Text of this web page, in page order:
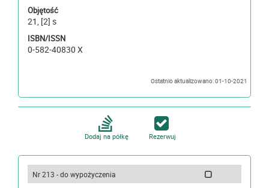
Objętość
21, [2] s
ISBN/ISSN
0-582-40830 X
Ostatnio aktualizowano: 01-10-2021
Dodaj na półkę Rezerwuj
Nr 213 - do wypożyczenia